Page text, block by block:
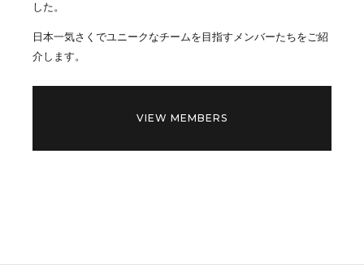
した。
日本一気さくでユニークなチームを目指すメンバーたちをご紹
介します。
VIEW MEMBERS